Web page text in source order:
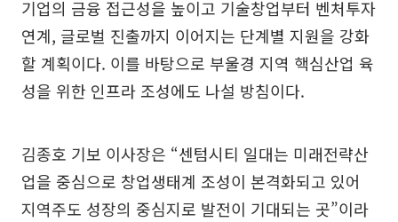
기업의 금융 접근성을 높이고 기술창업부터 벤처투자
연계, 글로벌 진출까지 이어지는 단계별 지원을 강화
할 계획이다. 이를 바탕으로 부울경 지역 핵심산업 육
성을 위한 인프라 조성에도 나설 방침이다.
김종호 기보 이사장은 “센텀시티 일대는 미래전략산
업을 중심으로 창업생태계 조성이 본격화되고 있어
지역주도 성장의 중심지로 발전이 기대되는 곳”이라